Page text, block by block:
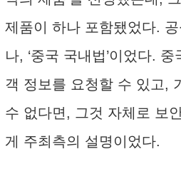
제품이 하나 포함됐었다.
나, ‘중국 국내법’이었다.
객 정보를 요청할 수 있고,
수 없다면, 그것 자체로 보
게 주최측의 설명이었다.